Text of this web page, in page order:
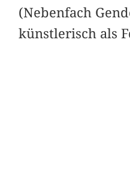
(Nebenfach
künstlerisch als